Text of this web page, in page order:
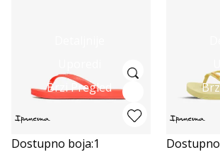
Brzi Pregled
Dostupno boja:1